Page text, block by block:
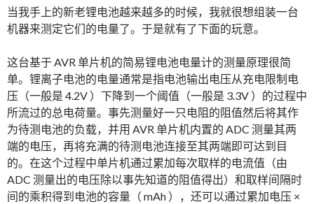
当我手上的新老锂电池越来越多的时候，我就很想组装一台
机器来测定它们的电量了。于是就有了下面的玩意。
这台基于 AVR 单片机的简易锂电池电量计的测量原理很简
单。锂离子电池的电量通常是指电池输出电压从充电限制电
压（一般是 4.2V ）下降到一个阈值（一般是 3.3V ）的过程中
所流过的总电荷量。事先测量好一只电阻的阻值然后将其作
为待测电池的负载，并用 AVR 单片机内置的 ADC 测量其两
端的电压，再将充满的待测电池连接至其两端即可达到目
的。在这个过程中单片机通过累加每次取样的电流值（由
ADC 测量出的电压除以事先知道的阻值得出）和取样间隔时
间的乘积得到电池的容量（ mAh ），还可以通过累加电压 ×